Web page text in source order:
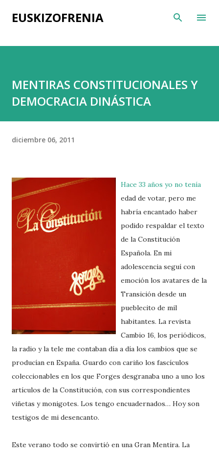
Ir al contenido principal
EUSKIZOFRENIA
MENTIRAS CONSTITUCIONALES Y
DEMOCRACIA DINÁSTICA
diciembre 06, 2011
Hace 33 años yo no tenía
edad de votar, pero me
habría encantado haber
podido respaldar el texto
de la Constitución
Española. En mi
adolescencia seguí con
emoción los avatares de la
Transición desde un
pueblecito de mil
habitantes. La revista
Cambio 16, los periódicos,
la radio y la tele me contaban día a día los cambios que se
producían en España. Guardo con cariño los fascículos
coleccionables en los que Forges desgranaba uno a uno los
artículos de la Constitución, con sus correspondientes
viñetas y monigotes. Los tengo encuadernados… Hoy son
testigos de mi desencanto.
Este verano todo se convirtió en una Gran Mentira. La